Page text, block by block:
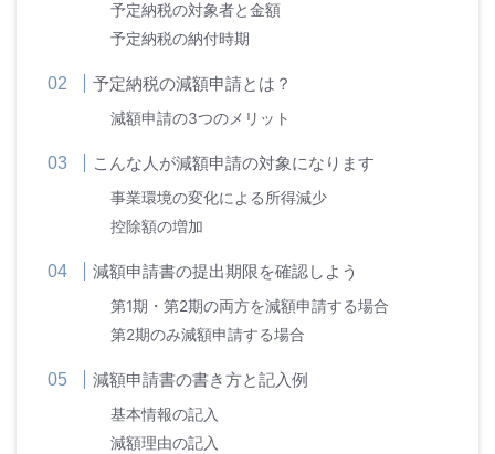
予定納税の対象者と金額
予定納税の納付時期
予定納税の減額申請とは？
減額申請の3つのメリット
こんな人が減額申請の対象になります
事業環境の変化による所得減少
控除額の増加
減額申請書の提出期限を確認しよう
第1期・第2期の両方を減額申請する場合
第2期のみ減額申請する場合
減額申請書の書き方と記入例
基本情報の記入
減額理由の記入